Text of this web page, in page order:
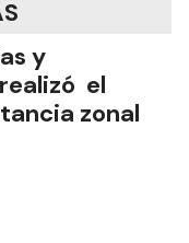
y
el
zonal